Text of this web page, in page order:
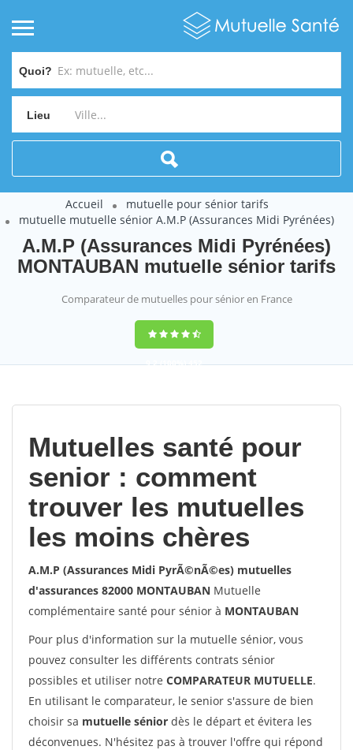
Quoi?
Lieu
Accueil
mutuelle pour sénior tarifs
mutuelle mutuelle sénior A.M.P (Assurances Midi Pyrénées)
A.M.P (Assurances Midi Pyrénées)
MONTAUBAN mutuelle sénior tarifs
Comparateur de mutuelles pour sénior en France
9,2(100%)452
Mutuelles santé pour
senior : comment
trouver les mutuelles
les moins chères
A.M.P (Assurances Midi PyrÃ©nÃ©es) mutuelles
d'assurances 82000 MONTAUBAN Mutuelle
complémentaire santé pour sénior à MONTAUBAN
Pour plus d'information sur la mutuelle sénior, vous
pouvez consulter les différents contrats sénior
possibles et utiliser notre COMPARATEUR MUTUELLE.
En utilisant le comparateur, le senior s'assure de bien
choisir sa mutuelle sénior dès le départ et évitera les
déconvenues. N'hésitez pas à trouver l'offre qui répond